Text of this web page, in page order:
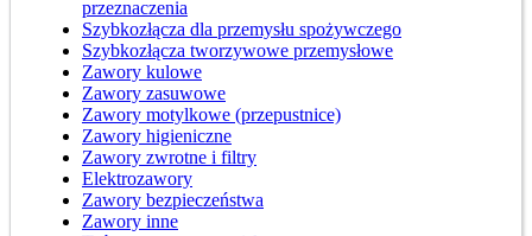
przeznaczenia
Szybkozłącza dla przemysłu spożywczego
Szybkozłącza tworzywowe przemysłowe
Zawory kulowe
Zawory zasuwowe
Zawory motylkowe (przepustnice)
Zawory higieniczne
Zawory zwrotne i filtry
Elektrozawory
Zawory bezpieczeństwa
Zawory inne